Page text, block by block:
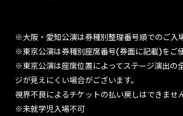
※大阪・愛知公演は券種別整理番号順でのご入
※東京公演は券種別座席番号(券面に記載)をご使
※東京公演は座席位置によってステージ演出の
ジが見えにくい場合がございます。
視界不良によるチケットの払い戻しはできません
※未就学児入場不可